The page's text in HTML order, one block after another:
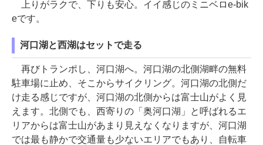
上りがラクで、下りも安心。イイ感じのミニベロe-bik
eです。
河口湖と西湖はセットで走る
再びトランポし、河口湖へ。河口湖の北側湖畔の無料
駐車場に止め、そこからサイクリング。河口湖の北側だ
け走る感じですが、河口湖の北側からは富士山がよく見
えます。北側でも、西寄りの「奥河口湖」と呼ばれるエ
リアからは富士山があまり見えなくなりますが、河口湖
では最も静かで交通量も少ないエリアでもあり、自転車